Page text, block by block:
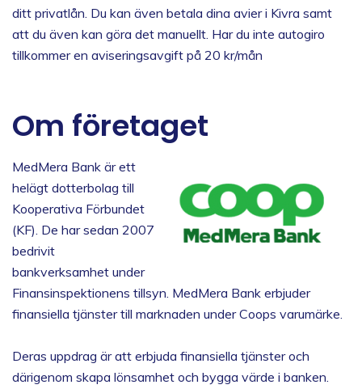
ditt privatlån. Du kan även betala dina avier i Kivra samt
att du även kan göra det manuellt. Har du inte autogiro
tillkommer en aviseringsavgift på 20 kr/mån
Om företaget
MedMera Bank är ett
helägt dotterbolag till
Kooperativa Förbundet
(KF). De har sedan 2007
bedrivit
bankverksamhet under
Finansinspektionens tillsyn. MedMera Bank erbjuder
finansiella tjänster till marknaden under Coops varumärke.
Deras uppdrag är att erbjuda finansiella tjänster och
därigenom skapa lönsamhet och bygga värde i banken.